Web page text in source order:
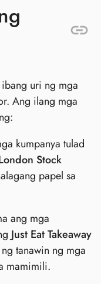
uri ng mga
Ang ilang mga
kumpanya tulad
Stock
papel sa
ang mga
Just Eat Takeaway
tanawin ng mga
mamimili.